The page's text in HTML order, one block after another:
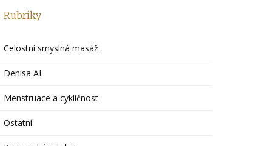
Rubriky
Celostní smyslná masáž
Denisa AI
Menstruace a cykličnost
Ostatní